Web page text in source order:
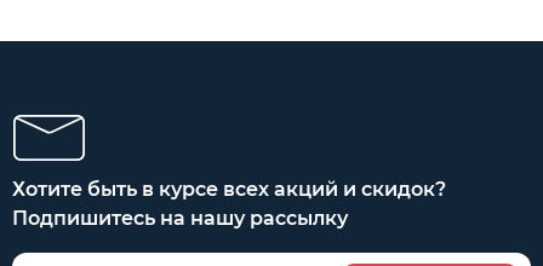
Хотите быть в курсе всех акций и скидок?
Подпишитесь на нашу рассылку